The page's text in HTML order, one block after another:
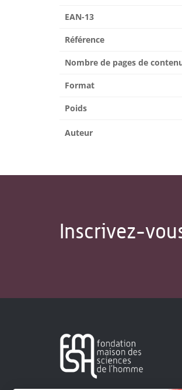
EAN-13
Référence
Nombre de pages de
Format
Poids
Auteur
Inscrivez-